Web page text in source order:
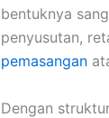
bentuknya
penyusutan,
pemasangan
Dengan